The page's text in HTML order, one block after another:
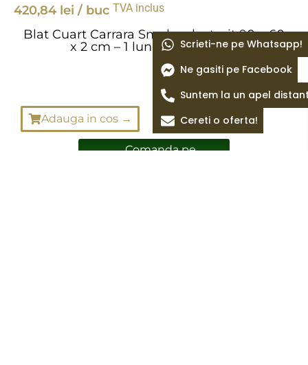
420,84 lei / buc TVA inclus
Blat Cuart Carrara Smokey lustruit 90 x 60
x 2 cm – 1 lungime bizotata
Adauga in cos →
Comanda pe
Scrieti-ne pe Whatsapp!
Ne gasiti pe Facebook
Suntem la un apel
Cereti o oferta!